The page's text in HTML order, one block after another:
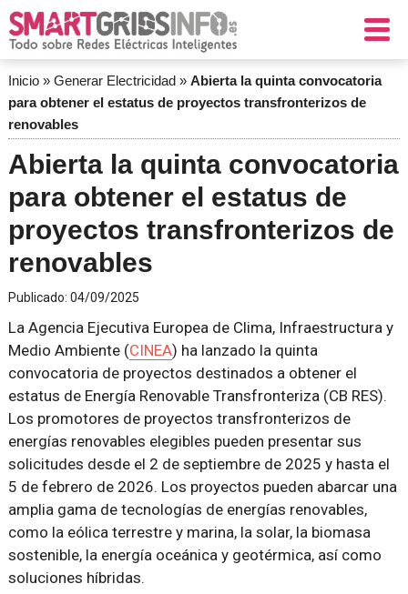
Inicio» Generar Electricidad» Abierta la quinta convocatoria
para obtener el estatus de proyectos transfronterizos de
renovables
Abierta la quinta convocatoria
para obtener el estatus de
proyectos transfronterizos de
renovables
Publicado: 04/09/2025
La Agencia Ejecutiva Europea de Clima, Infraestructura y
Medio Ambiente (CINEA) ha lanzado la quinta
convocatoria de proyectos destinados a obtener el
estatus de Energía Renovable Transfronteriza (CB RES).
Los promotores de proyectos transfronterizos de
energías renovables elegibles pueden presentar sus
solicitudes desde el 2 de septiembre de 2025 y hasta el
5 de febrero de 2026. Los proyectos pueden abarcar una
amplia gama de tecnologías de energías renovables,
como la eólica terrestre y marina, la solar, la biomasa
sostenible, la energía oceánica y geotérmica, así como
soluciones híbridas.